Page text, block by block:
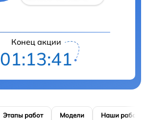
Конец акции
01:13:41
Этапы работ Модели Наши работы